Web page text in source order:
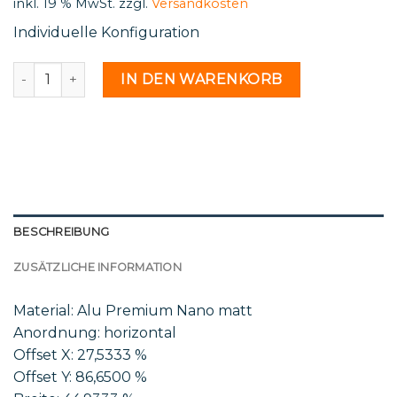
inkl. 19 % MwSt. zzgl. Versandkosten
Individuelle Konfiguration
St 82 24 - 2177425 MengeIN DEN WARENKORB
BESCHREIBUNG
ZUSÄTZLICHE INFORMATION
Material: Alu Premium Nano matt
Anordnung: horizontal
Offset X: 27,5333 %
Offset Y: 86,6500 %